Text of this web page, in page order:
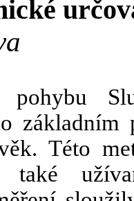
pohybu
základním
Této
také